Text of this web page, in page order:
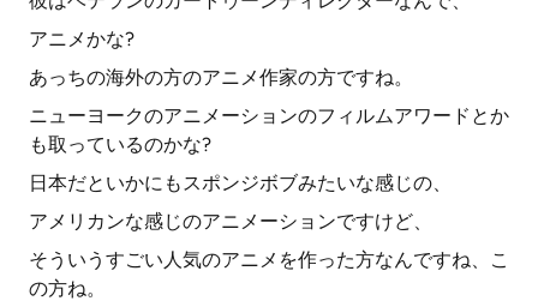
アニメかな?
あっちの海外の方のアニメ作家の方ですね。
ニューヨークのアニメーションのフィルムアワードとか
も取っているのかな?
日本だといかにもスポンジボブみたいな感じの、
アメリカンな感じのアニメーションですけど、
そういうすごい人気のアニメを作った方なんですね、こ
の方ね。